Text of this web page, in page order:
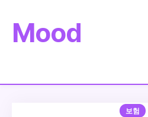
Mood
보험